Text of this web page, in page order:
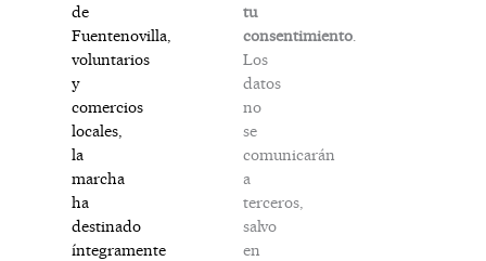
de
Fuentenovilla,
voluntarios
y
comercios
locales,
la
marcha
ha
destinado
íntegramente
tu
consentimiento.
Los
datos
no
se
comunicarán
a
terceros,
salvo
en